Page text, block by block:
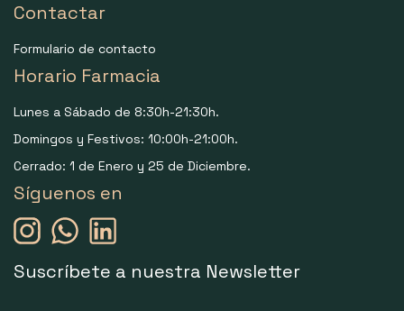
Contactar
Formulario de contacto
Horario Farmacia
Lunes a Sábado de 8:30h-21:30h.
Domingos y Festivos: 10:00h-21:00h.
Cerrado: 1 de Enero y 25 de Diciembre.
Síguenos en
Suscríbete a nuestra Newsletter